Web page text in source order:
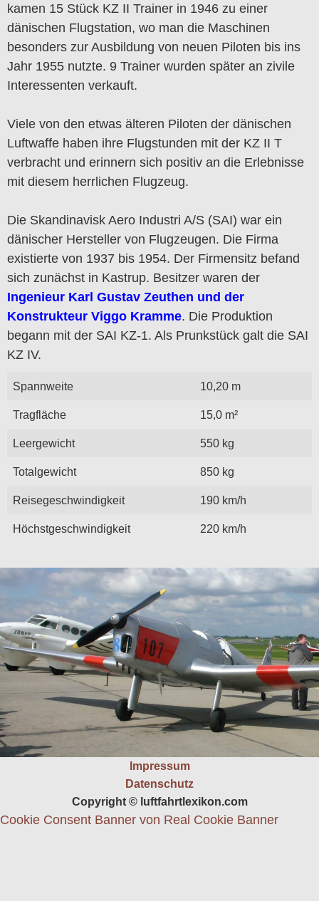
kamen 15 Stück KZ II Trainer in 1946 zu einer
dänischen Flugstation, wo man die Maschinen
besonders zur Ausbildung von neuen Piloten bis ins
Jahr 1955 nutzte. 9 Trainer wurden später an zivile
Interessenten verkauft.
Viele von den etwas älteren Piloten der dänischen
Luftwaffe haben ihre Flugstunden mit der KZ II T
verbracht und erinnern sich positiv an die Erlebnisse
mit diesem herrlichen Flugzeug.
Die Skandinavisk Aero Industri A/S (SAI) war ein
dänischer Hersteller von Flugzeugen. Die Firma
existierte von 1937 bis 1954. Der Firmensitz befand
sich zunächst in Kastrup. Besitzer waren der
Ingenieur Karl Gustav Zeuthen und der
Konstrukteur Viggo Kramme. Die Produktion
begann mit der SAI KZ-1. Als Prunkstück galt die SAI
KZ IV.
Spannweite 10,20 m
Tragfläche 15,0 m²
Leergewicht 550 kg
Totalgewicht 850 kg
Reisegeschwindigkeit 190 km/h
Höchstgeschwindigkeit 220 km/h
Impressum
Datenschutz
Copyright © luftfahrtlexikon.com
Cookie Consent Banner von Real Cookie Banner